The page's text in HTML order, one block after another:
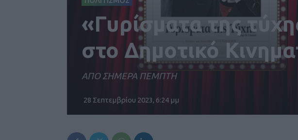
«Γυρίσματα της
στο Δημοτικό
ΑΠΟ ΣΗΜΕΡΑ ΠΕΜΠΤΗ
28 Σεπτεμβρίου 2023, 6:24 μμ